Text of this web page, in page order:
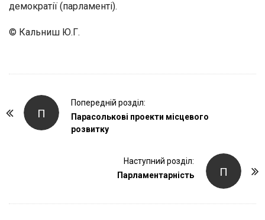
демократії (парламенті).
© Кальниш Ю.Г.
П
Попередній розділ:
Парасолькові проекти місцевого
розвитку
П
Наступний розділ:
Парламентарність